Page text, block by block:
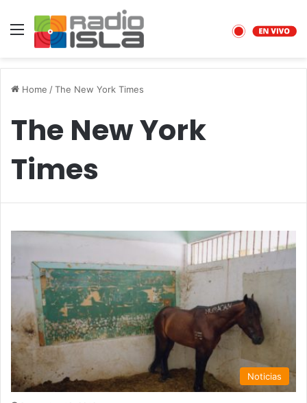
Menu
Home /The New York Times
The New York
Times
Noticias